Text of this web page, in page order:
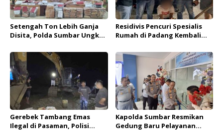
Setengah Ton Lebih Ganja
Disita, Polda Sumbar Ungkap
Semester I 2026
Residivis Pencuri Spesialis
Rumah di Padang Kembali
Polda Sumbar
Gerebek Tambang Emas
Ilegal di Pasaman, Polisi
Kapolda Sumbar Resmikan
Gedung Baru Pelayanan